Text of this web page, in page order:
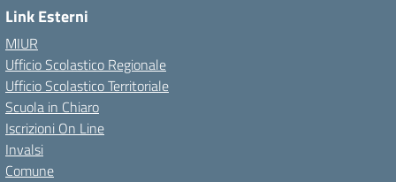
Link Esterni
MIUR
Ufficio Scolastico Regionale
Ufficio Scolastico Territoriale
Scuola in Chiaro
Iscrizioni On Line
Invalsi
Comune